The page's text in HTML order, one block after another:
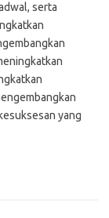
serta
yang